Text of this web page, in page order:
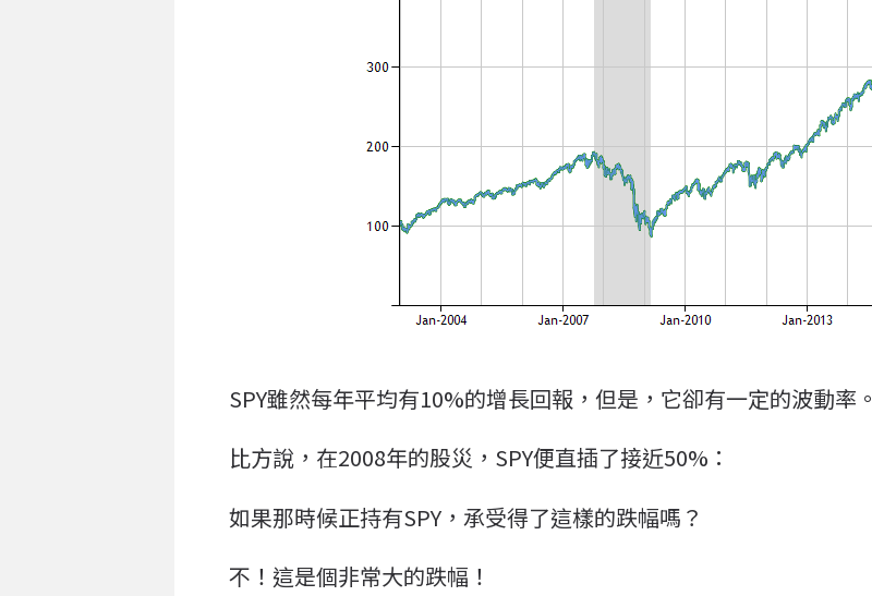
SPY雖然每年平均有10%的增長回報，但是，它卻有一定的波動率。
比方說，在2008年的股災，SPY便直插了接近50%：
如果那時候正持有SPY，承受得了這樣的跌幅嗎？
不！這是個非常大的跌幅！